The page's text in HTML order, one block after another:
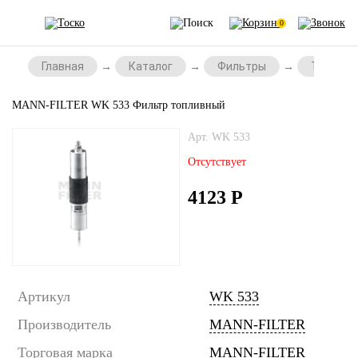
0
Главная Каталог Фильтры
MANN-FILTER WK 533 Фильтр топливный
Арт. WK 533
Отсутствует
4123 Р
Артикул
WK 533
Производитель
MANN-FILTER
Торговая марка
MANN-FILTER